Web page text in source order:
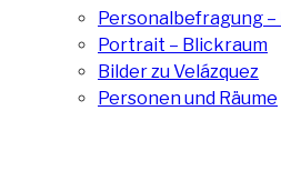
Personalbefragung
Portrait – Blickraum
Bilder zu Velázquez
Personen und Räume